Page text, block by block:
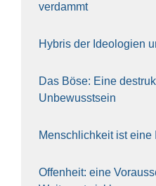
ver­dammt
Hybris der Ideo­lo­gien
Das Böse: Eine
Unbe­wusst­sein
Mensch­lich­keit ist eine
Offen­heit: eine